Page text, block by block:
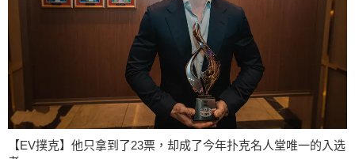
【EV撲克】他只拿到了23票，却成了今年扑克名人堂唯一的入选